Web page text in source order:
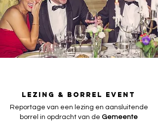
LEZING & BORREL EVENT
Reportage van een lezing en aansluitende
borrel in opdracht van de Gemeente